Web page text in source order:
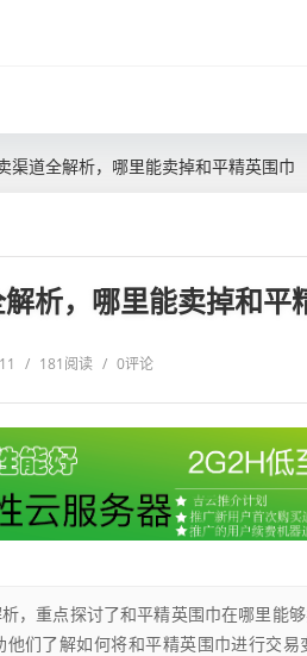
渠道全解析，哪里能卖掉和平精英围巾
析，哪里能卖掉和平
/ 181阅读 / 0评论
，重点探讨了和平精英围巾在哪里能
们了解如何将和平精英围巾进行交